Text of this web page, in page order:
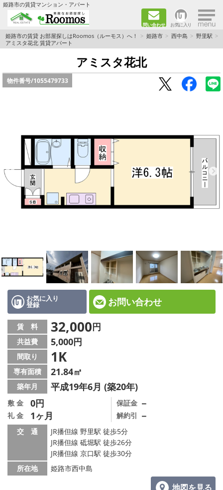
姫路市の賃貸マンション・アパート
問い合わせ お気に入り ×
TOPページ
ファミリー向けの部屋を探す
一人暮らし向けの部屋を探す
敷金礼金0円の部屋を探す
都市ガス&オール電化の部屋を探す
ネット無料の部屋を探す
☆インターネット無料物件☆
☆敷金·礼金0円物件☆
路線·駅から探す
地域から探す
地図から探す
スタッフ紹介
スタッフ募集中
店舗情報·アクセス
メールでお問い合わせ
姫路市の賃貸 お部屋探しはRoomos（ルーモス）へ！ 姫路市 西中島
野里駅
アミスタ花北 賃貸アパート
アミスタ花北
物件番号/1055479733
お気に入り
登録 お問い合わせ
賃 料 32,000円
共益費 5,000円
間取り 1K
専有面積 21.84㎡
築年月 平成19年6月 (築20年)
敷 金 0円
礼 金 1ヶ月
保証金 －
解約引 －
交 通
JR播但線 野里駅 徒歩5分
JR播但線 砥堀駅 徒歩26分
JR播但線 京口駅 徒歩30分
所在地
姫路市西中島
地図を見る